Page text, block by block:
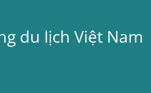
du lịch Việt Nam